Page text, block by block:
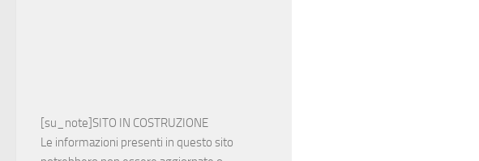
[su_note]SITO IN COSTRUZIONE
Le informazioni presenti in questo sito